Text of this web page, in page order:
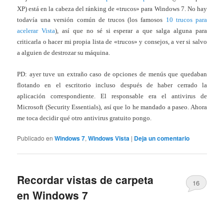
XP) está en la cabeza del ránking de «trucos» para Windows 7. No hay
todavía una versión común de trucos (los famosos 10 trucos para
acelerar Vista), así que no sé si esperar a que salga alguna para
criticarla o hacer mi propia lista de «trucos» y consejos, a ver si salvo
a alguien de destrozar su máquina.
PD: ayer tuve un extraño caso de opciones de menús que quedaban
flotando en el escritorio incluso después de haber cerrado la
aplicación correspondiente. El responsable era el antivirus de
Microsoft (Security Essentials), así que lo he mandado a paseo. Ahora
me toca decidir qué otro antivirus gratuito pongo.
Publicado en Windows 7,Windows Vista | Deja un comentario
Recordar vistas de carpeta
en Windows 7
16